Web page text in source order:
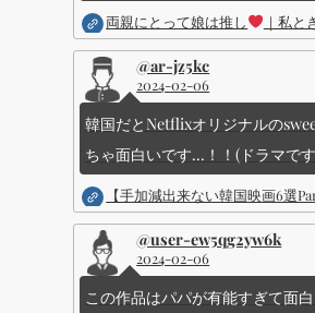
両親にとって娘は推し ｜私
@ar-jz5kc
2024-02-06
韓国だとNetflixオリジナルの
ちゃ面白いです...！！(ドラマで
【手加減出来ない韓国映画6選
@user-ew5qg2yw6k
2024-02-06
この作品はパパが有能すぎて面